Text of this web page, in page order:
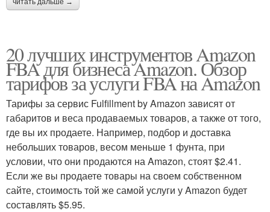
читать дальше →
20 лучших инструментов Amazon
FBA для бизнеса Amazon. Обзор
тарифов за услуги FBA на Amazon
Тарифы за сервис Fulfillment by Amazon зависят от
габаритов и веса продаваемых товаров, а также от того,
где вы их продаете. Например, подбор и доставка
небольших товаров, весом меньше 1 фунта, при
условии, что они продаются на Amazon, стоят $2.41.
Если же вы продаете товары на своем собственном
сайте, стоимость той же самой услуги у Amazon будет
составлять $5.95.